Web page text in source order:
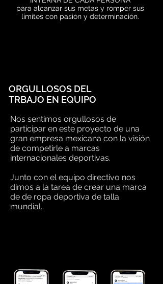
para alcanzar sus metas y romper sus
límites con pasión y determinación.
ORGULLOSOS DEL
TRBAJO EN EQUIPO
Nos sentimos orgullosos de
participar en este proyecto de una
gran empresa mexicana con la visión
de competirle a marcas
internacionales deportivas.
Junto con el equipo directivo nos
dimos a la tarea de crear una marca
de de ropa deportiva de talla
mundial.